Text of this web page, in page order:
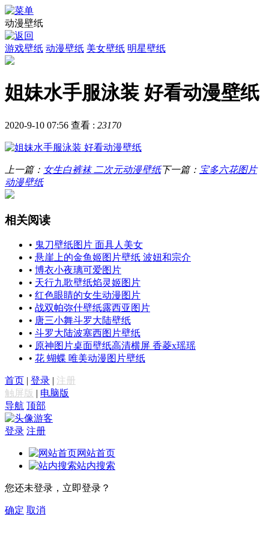
动漫壁纸
游戏壁纸 动漫壁纸 美女壁纸 明星壁纸
姐妹水手服泳装 好看动漫壁纸
2020-9-10 07:56 查看 : 23170
上一篇： 女生白裤袜 二次元动漫壁纸下一篇： 宝多六花图片
动漫壁纸
相关阅读
• 鬼刀壁纸图片 面具人美女
• 悬崖上的金鱼姬图片壁纸 波妞和宗介
• 博衣小夜璃可爱图片
• 天行九歌壁纸焰灵姬图片
• 红色眼睛的女生动漫图片
• 战双帕弥什壁纸露西亚图片
• 唐三小舞斗罗大陆壁纸
• 斗罗大陆波塞西图片壁纸
• 原神图片桌面壁纸高清横屏 香菱x瑶瑶
• 花 蝴蝶 唯美动漫图片壁纸
首页 | 登录 | 注册
触屏版 | 电脑版
导航 顶部
游客
登录 注册
网站首页
站内搜索
您还未登录，立即登录？
确定 取消